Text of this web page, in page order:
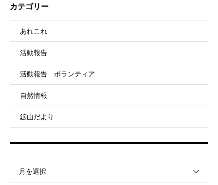
カテゴリー
あれこれ
活動報告
活動報告 ボランティア
自然情報
鉱山だより
月を選択